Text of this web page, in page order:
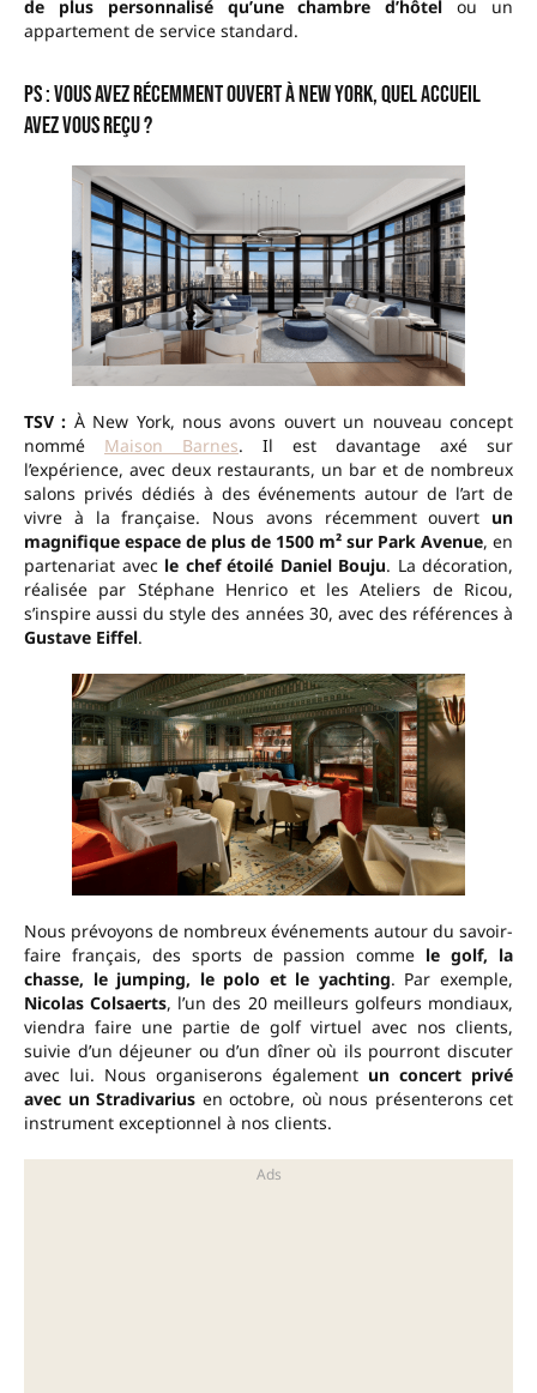
de plus personnalisé qu’une chambre d’hôtel ou un
appartement de service standard.
PS : Vous avez récemment ouvert à New York, quel accueil
avez vous reçu ?
TSV : À New York, nous avons ouvert un nouveau concept
nommé Maison Barnes. Il est davantage axé sur
l’expérience, avec deux restaurants, un bar et de nombreux
salons privés dédiés à des événements autour de l’art de
vivre à la française. Nous avons récemment ouvert un
magnifique espace de plus de 1500 m² sur Park Avenue, en
partenariat avec le chef étoilé Daniel Bouju. La décoration,
réalisée par Stéphane Henrico et les Ateliers de Ricou,
s’inspire aussi du style des années 30, avec des références à
Gustave Eiffel.
Nous prévoyons de nombreux événements autour du savoir-
faire français, des sports de passion comme le golf, la
chasse, le jumping, le polo et le yachting. Par exemple,
Nicolas Colsaerts, l’un des 20 meilleurs golfeurs mondiaux,
viendra faire une partie de golf virtuel avec nos clients,
suivie d’un déjeuner ou d’un dîner où ils pourront discuter
avec lui. Nous organiserons également un concert privé
avec un Stradivarius en octobre, où nous présenterons cet
instrument exceptionnel à nos clients.